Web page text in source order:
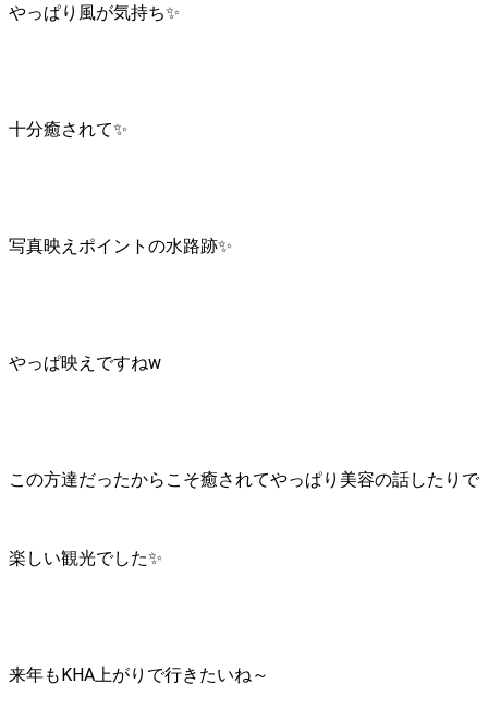
やっぱり風が気持ち✨
十分癒されて✨
写真映えポイントの水路跡✨
やっぱ映えですねw
この方達だったからこそ癒されてやっぱり美容の話したりで
楽しい観光でした✨
来年もKHA上がりで行きたいね～